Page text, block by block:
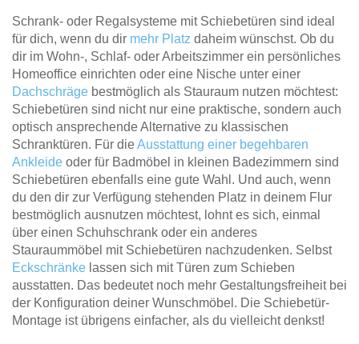
Schrank- oder Regalsysteme mit Schiebetüren sind ideal
für dich, wenn du dir mehr Platz daheim wünschst. Ob du
dir im Wohn-, Schlaf- oder Arbeitszimmer ein persönliches
Homeoffice einrichten oder eine Nische unter einer
Dachschräge bestmöglich als Stauraum nutzen möchtest:
Schiebetüren sind nicht nur eine praktische, sondern auch
optisch ansprechende Alternative zu klassischen
Schranktüren. Für dieAusstattung einer begehbaren
Ankleide oder für Badmöbel in kleinen Badezimmern sind
Schiebetüren ebenfalls eine gute Wahl. Und auch, wenn
du den dir zur Verfügung stehenden Platz in deinem Flur
bestmöglich ausnutzen möchtest, lohnt es sich, einmal
über einen Schuhschrank oder ein anderes
Stauraummöbel mit Schiebetüren nachzudenken. Selbst
Eckschränke lassen sich mit Türen zum Schieben
ausstatten. Das bedeutet noch mehr Gestaltungsfreiheit bei
der Konfiguration deiner Wunschmöbel. Die Schiebetür-
Montage ist übrigens einfacher, als du vielleicht denkst!